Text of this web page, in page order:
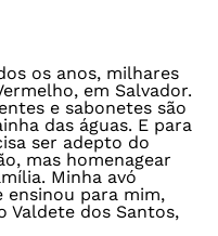
os anos, milhares
em Salvador.
e sabonetes são
das águas. E para
ser adepto do
mas homenagear
Minha avó
para mim,
Valdete dos Santos,